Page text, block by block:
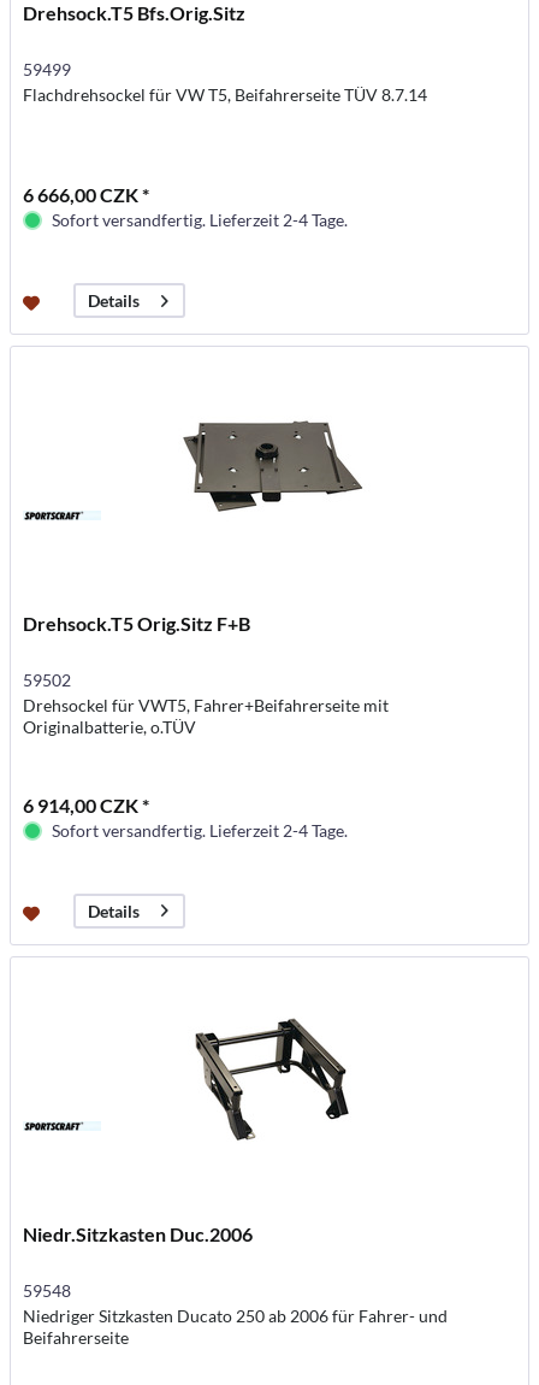
Drehsock.T5 Bfs.Orig.Sitz
59499
Flachdrehsockel für VW T5, Beifahrerseite TÜV 8.7.14
6 666,00 CZK *
Sofort versandfertig. Lieferzeit 2-4 Tage.
Details
Drehsock.T5 Orig.Sitz F+B
59502
Drehsockel für VWT5, Fahrer+Beifahrerseite mit
Originalbatterie, o.TÜV
6 914,00 CZK *
Sofort versandfertig. Lieferzeit 2-4 Tage.
Details
Niedr.Sitzkasten Duc.2006
59548
Niedriger Sitzkasten Ducato 250 ab 2006 für Fahrer- und
Beifahrerseite